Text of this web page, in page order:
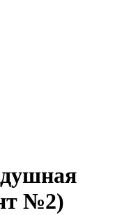
№2)